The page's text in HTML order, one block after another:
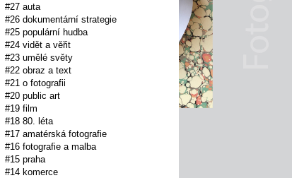
#27 auta
#26 dokumentární strategie
#25 populární hudba
#24 vidět a věřit
#23 umělé světy
#22 obraz a text
#21 o fotografii
#20 public art
#19 film
#18 80. léta
#17 amatérská fotografie
#16 fotografie a malba
#15 praha
#14 komerce